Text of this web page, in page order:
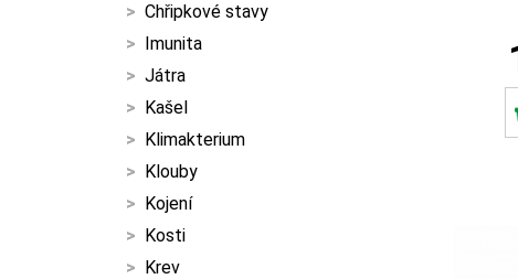
Chřipkové stavy
Imunita
Játra
Kašel
Klimakterium
Klouby
Kojení
Kosti
Krev